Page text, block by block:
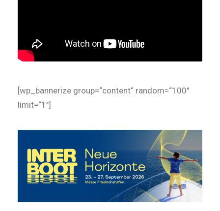
[wp_bannerize group=“content“ random=“100″
limit=“1″]